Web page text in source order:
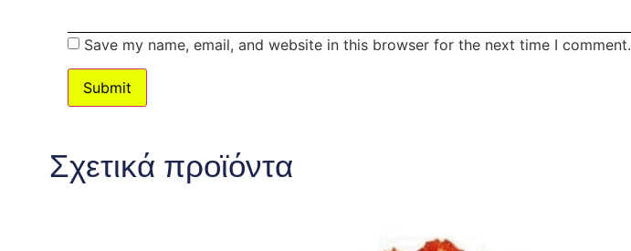
Save my name, email, and website in this browser for the next time I comment.
Σχετικά προϊόντα